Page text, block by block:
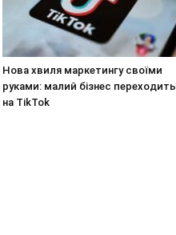
Нова хвиля маркетингу своїми
руками: малий бізнес переходить
на TikTok